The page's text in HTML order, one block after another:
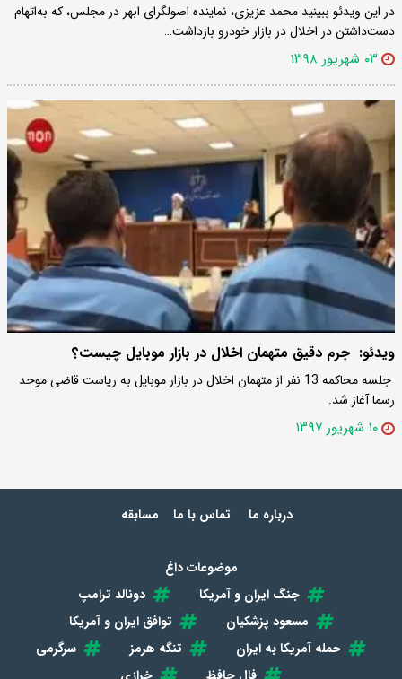
در این ویدئو ببینید محمد عزیزی، نماینده اصولگرای ابهر در مجلس، که به‌اتهام
دست‌داشتن در اخلال در بازار خودرو بازداشت…
۰۳ شهریور ۱۳۹۸
ویدئو: جرم دقیق متهمان اخلال در بازار موبایل چیست؟
جلسه محاکمه 13 نفر از متهمان اخلال در بازار موبایل به ریاست قاضی موحد
رسما آغاز شد.
۱۰ شهریور ۱۳۹۷
درباره ما تماس با ما مسابقه
موضوعات داغ
جنگ ایران و آمریکا
دونالد ترامپ
مسعود پزشکیان
توافق ایران و آمریکا
حمله آمریکا به ایران
تنگه هرمز
سرگرمی